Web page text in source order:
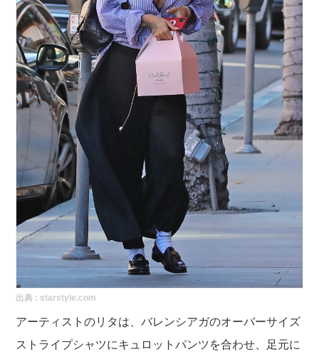
出典 : starstyle.com
アーティストのリタは、バレンシアガのオーバーサイズ
ストライプシャツにキュロットパンツを合わせ、足元に